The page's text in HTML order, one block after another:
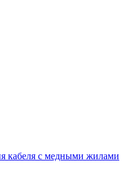
кабеля с медными жилами